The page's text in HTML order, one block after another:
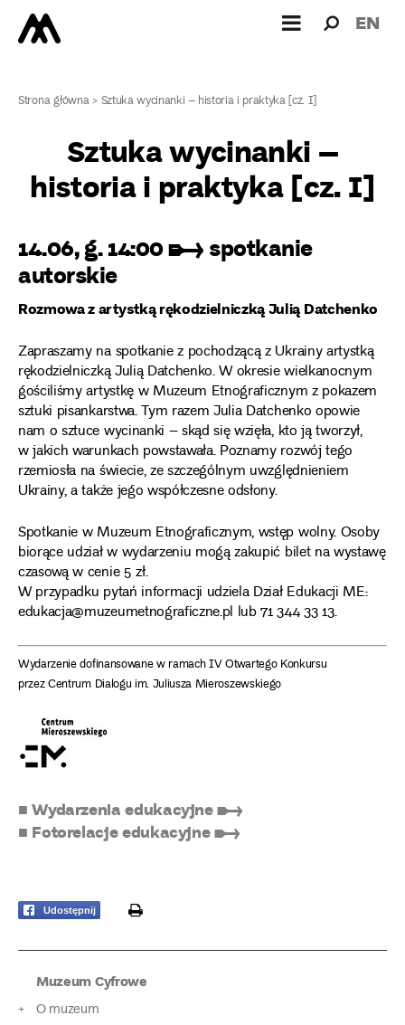
dla: EN
Strona główna>Sztuka wycinanki – historia i praktyka [cz. I]
Sztuka wycinanki –
historia i praktyka [cz. I]
14.06, g. 14:00 ➸ spotkanie
autorskie
Rozmowa z artystką rękodzielniczką Julią Datchenko
Zapraszamy na spotkanie z pochodzącą z Ukrainy artystką
rękodzielniczką Julią Datchenko. W okresie wielkanocnym
gościliśmy artystkę w Muzeum Etnograficznym z pokazem
sztuki pisankarstwa. Tym razem Julia Datchenko opowie
nam o sztuce wycinanki – skąd się wzięła, kto ją tworzył,
w jakich warunkach powstawała. Poznamy rozwój tego
rzemiosła na świecie, ze szczególnym uwzględnieniem
Ukrainy, a także jego współczesne odsłony.
Spotkanie w Muzeum Etnograficznym, wstęp wolny. Osoby
biorące udział w wydarzeniu mogą zakupić bilet na wystawę
czasową w cenie 5 zł.
W przypadku pytań informacji udziela Dział Edukacji ME:
edukacja@muzeumetnograficzne.pl lub 71 344 33 13.
Wydarzenie dofinansowane w ramach IV Otwartego Konkursu
przez Centrum Dialogu im. Juliusza Mieroszewskiego
■ Wydarzenia edukacyjne ➸
■ Fotorelacje edukacyjne ➸
Udostępnij print
Muzeum Cyfrowe
O muzeum